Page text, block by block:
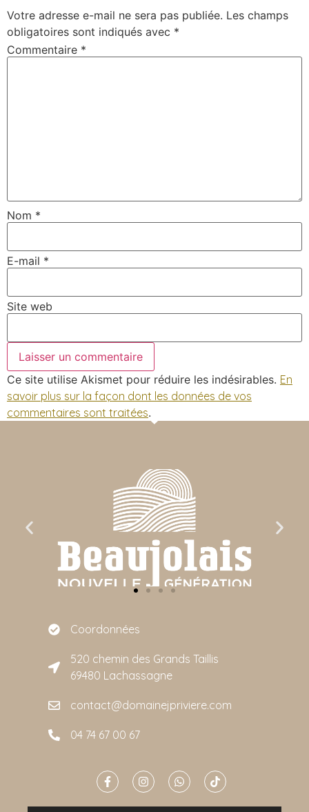
Votre adresse e-mail ne sera pas publiée. Les champs
obligatoires sont indiqués avec *
Commentaire *
Nom *
E-mail *
Site web
Ce site utilise Akismet pour réduire les indésirables. En
savoir plus sur la façon dont les données de vos
commentaires sont traitées.
Coordonnées
520 chemin des Grands Taillis
69480 Lachassagne
contact@domainejpriviere.com
04 74 67 00 67